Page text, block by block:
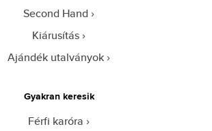
Second Hand
Kiárusítás
Ajándék utalványok
Gyakran keresik
Férfi karóra